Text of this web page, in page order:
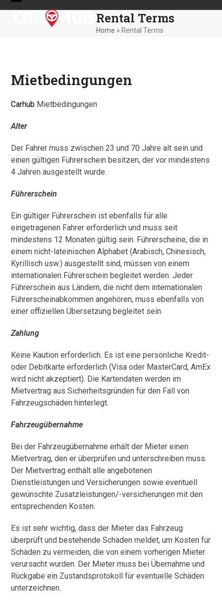
Skip
Open
Close
Rental Terms
Home » Rental Terms
Mietbedingungen
Carhub Mietbedingungen
Alter
Der Fahrer muss zwischen 23 und 70 Jahre alt sein und
einen gültigen Führerschein besitzen, der vor mindestens
4 Jahren ausgestellt wurde.
Führerschein
Ein gültiger Führerschein ist ebenfalls für alle
eingetragenen Fahrer erforderlich und muss seit
mindestens 12 Monaten gültig sein. Führerscheine, die in
einem nicht-lateinischen Alphabet (Arabisch, Chinesisch,
Kyrillisch usw.) ausgestellt sind, müssen von einem
internationalen Führerschein begleitet werden. Jeder
Führerschein aus Ländern, die nicht dem internationalen
Führerscheinabkommen angehören, muss ebenfalls von
einer offiziellen Übersetzung begleitet sein.
Zahlung
Keine Kaution erforderlich. Es ist eine persönliche Kredit-
oder Debitkarte erforderlich (Visa oder MasterCard, AmEx
wird nicht akzeptiert). Die Kartendaten werden im
Mietvertrag aus Sicherheitsgründen für den Fall von
Fahrzeugschäden hinterlegt.
Fahrzeugübernahme
Bei der Fahrzeugübernahme erhält der Mieter einen
Mietvertrag, den er überprüfen und unterschreiben muss.
Der Mietvertrag enthält alle angebotenen
Dienstleistungen und Versicherungen sowie eventuell
gewünschte Zusatzleistungen/-versicherungen mit den
entsprechenden Kosten.
Es ist sehr wichtig, dass der Mieter das Fahrzeug
überprüft und bestehende Schäden meldet, um Kosten für
Schäden zu vermeiden, die von einem vorherigen Mieter
verursacht wurden. Der Mieter muss bei Übernahme und
Rückgabe ein Zustandsprotokoll für eventuelle Schäden
unterzeichnen.